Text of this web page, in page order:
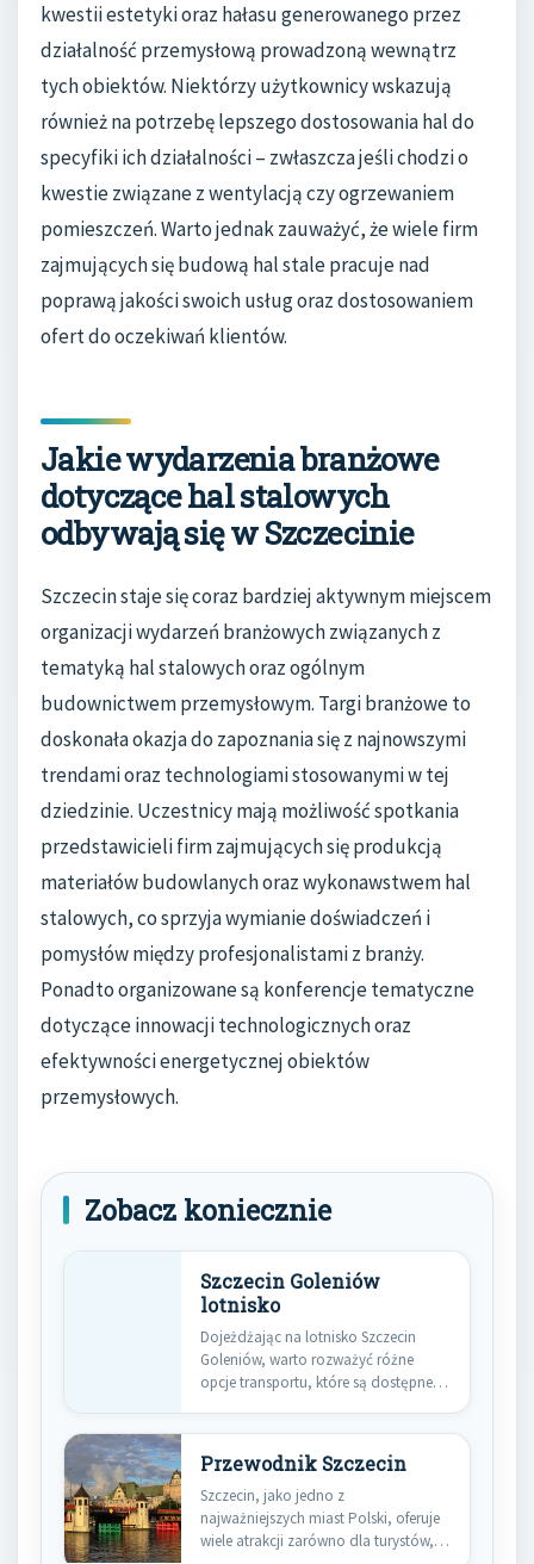
kwestii estetyki oraz hałasu generowanego przez
działalność przemysłową prowadzoną wewnątrz
tych obiektów. Niektórzy użytkownicy wskazują
również na potrzebę lepszego dostosowania hal do
specyfiki ich działalności – zwłaszcza jeśli chodzi o
kwestie związane z wentylacją czy ogrzewaniem
pomieszczeń. Warto jednak zauważyć, że wiele firm
zajmujących się budową hal stale pracuje nad
poprawą jakości swoich usług oraz dostosowaniem
ofert do oczekiwań klientów.
Jakie wydarzenia branżowe
dotyczące hal stalowych
odbywają się w Szczecinie
Szczecin staje się coraz bardziej aktywnym miejscem
organizacji wydarzeń branżowych związanych z
tematyką hal stalowych oraz ogólnym
budownictwem przemysłowym. Targi branżowe to
doskonała okazja do zapoznania się z najnowszymi
trendami oraz technologiami stosowanymi w tej
dziedzinie. Uczestnicy mają możliwość spotkania
przedstawicieli firm zajmujących się produkcją
materiałów budowlanych oraz wykonawstwem hal
stalowych, co sprzyja wymianie doświadczeń i
pomysłów między profesjonalistami z branży.
Ponadto organizowane są konferencje tematyczne
dotyczące innowacji technologicznych oraz
efektywności energetycznej obiektów
przemysłowych.
Zobacz koniecznie
Szczecin Goleniów
lotnisko
Dojeżdżając na lotnisko Szczecin
Goleniów, warto rozważyć różne
opcje transportu, które są dostępne w
Przewodnik Szczecin
Szczecin, jako jedno z
najważniejszych miast Polski, oferuje
wiele atrakcji zarówno dla turystów,